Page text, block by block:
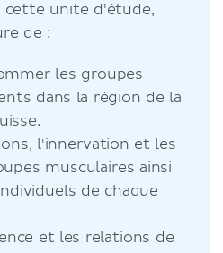
cette unité d'étude,
de :
les groupes
dans la région de la
l'innervation et les
musculaires ainsi
de chaque
et les relations de